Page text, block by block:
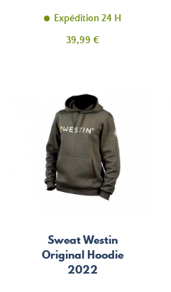
Expédition 24 H
Prix
39,99 €
Sweat Westin
Original Hoodie
2022